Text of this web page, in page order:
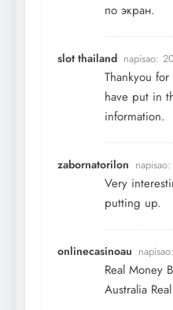
по экран.
slot thailand napisao:
Thankyou
have put in
information.
zabornatorilon napisao:
Very
putting up.
onlinecasinoau napisao:
Real Money
Australia